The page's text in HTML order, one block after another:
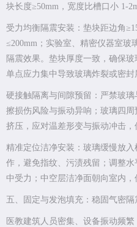
块长度≥50mm，宽度比槽口小 1-
受力均衡隔震安装：垫块距边角
≤200mm；实验室、精密仪器室玻
隔震效果。垫块厚度一致，确保
单点应力集中导致玻璃炸裂或密封
硬接触隔离与间隙预留：严禁玻
擦损伤风险与振动异响；玻璃四
挤压，应对温差形变与振动冲击，
精准定位洁净安装：玻璃缓慢放
作，避免指纹、污渍残留；调整
中受力；中空层洁净面朝向室内，
五、固定与发泡填充：稳固气密
医教建筑人员密集、设备振动频